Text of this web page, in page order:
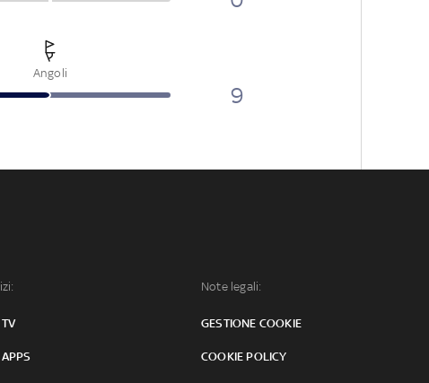
Angoli
9
Note legali:
GESTIONE COOKIE
COOKIE POLICY